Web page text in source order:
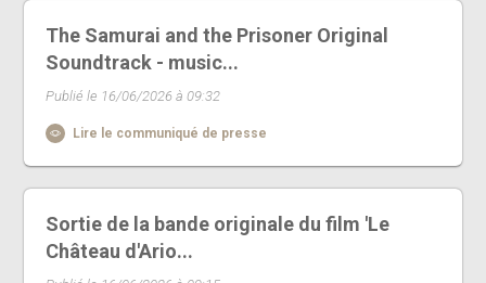
The Samurai and the Prisoner Original
Soundtrack - music...
Publié le 16/06/2026 à 09:32
Lire le communiqué de presse
Sortie de la bande originale du film 'Le
Château d'Ario...